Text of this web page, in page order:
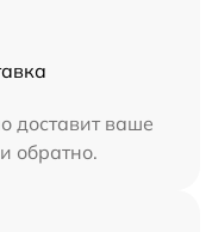
доставит ваше
обратно.